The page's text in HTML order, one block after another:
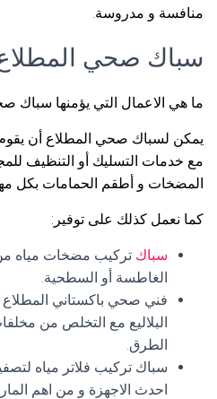
منافسة و مدروسة.
سباك صحي
ما هي الاعمال التي يؤمنها سباك
يمكن لسباك صحي المطلاع أن
مع خدمات التسليك أو التنظيف
المضخات و أطقم الحمامات بكل
كما نعمل كذلك على توفير:
سباك تركيب مضخات مياه من
الغاطسة أو السطحية.
فني صحي باكستاني المطلاع
البلاليع مع التخلص من
الطرق.
سباك تركيب فلاتر مياه
احدث الاجهزة و من اهم